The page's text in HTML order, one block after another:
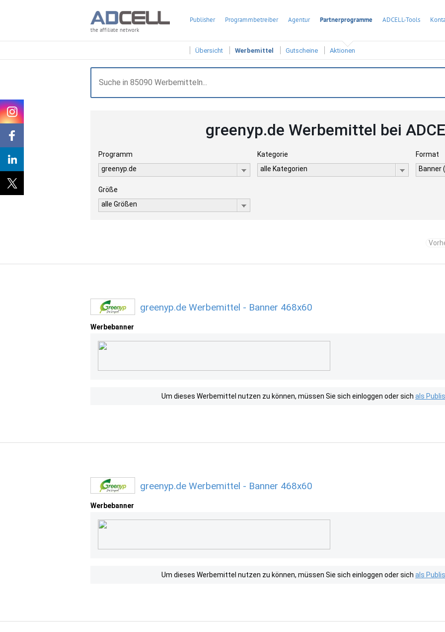
the affiliate network
Publisher Programmbetreiber Agentur Partnerprogramme ADCELL-Tools
Übersicht Werbemittel Gutscheine Aktionen
greenyp.de Werbemittel bei
Programm
greenyp.de
Kategorie
alle Kategorien
Format
Banner
Größe
alle Größen
greenyp.de Werbemittel - Banner 468x60
Werbebanner
Um dieses Werbemittel nutzen zu können, müssen Sie sich einloggen oder sich als
greenyp.de Werbemittel - Banner 468x60
Werbebanner
Um dieses Werbemittel nutzen zu können, müssen Sie sich einloggen oder sich als